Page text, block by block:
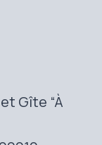
Gîte “À